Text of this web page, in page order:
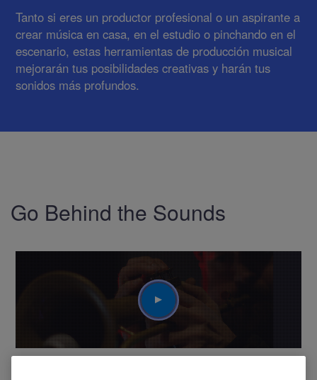
Tanto si eres un productor profesional o un aspirante a
crear música en casa, en el estudio o pinchando en el
escenario, estas herramientas de producción musical
mejorarán tus posibilidades creativas y harán tus
sonidos más profundos.
Go Behind the Sounds
Play